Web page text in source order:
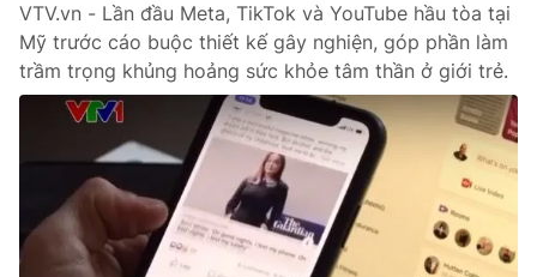
VTV.vn - Lần đầu Meta, TikTok và YouTube hầu tòa tại
Mỹ trước cáo buộc thiết kế gây nghiện, góp phần làm
trầm trọng khủng hoảng sức khỏe tâm thần ở giới trẻ.